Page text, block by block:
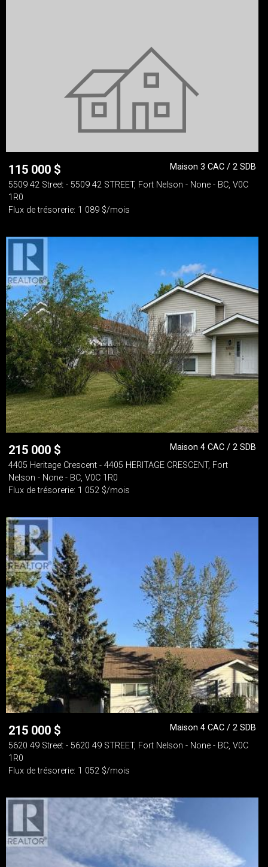
115 000 $
Maison 3 CAC / 2 SDB
5509 42 Street - 5509 42 STREET, Fort Nelson - None - BC, V0C
1R0
Flux de trésorerie: 1 089 $/mois
215 000 $
Maison 4 CAC / 2 SDB
4405 Heritage Crescent - 4405 HERITAGE CRESCENT, Fort
Nelson - None - BC, V0C 1R0
Flux de trésorerie: 1 052 $/mois
215 000 $
Maison 4 CAC / 2 SDB
5620 49 Street - 5620 49 STREET, Fort Nelson - None - BC, V0C
1R0
Flux de trésorerie: 1 052 $/mois